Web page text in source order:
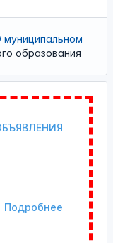
муниципальном
образования
Подробнее